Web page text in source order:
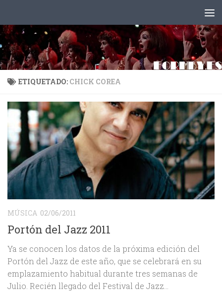
ETIQUETADO: CHICK COREA
MÚSICA 02/06/2011
Portón del Jazz 2011
Ya se conocen los datos de la próxima edición del
Portón del Jazz de este año, que se celebrará en su
emplazamiento habitual durante tres semanas de
Julio. Recién llegado del Festival de Jazz...